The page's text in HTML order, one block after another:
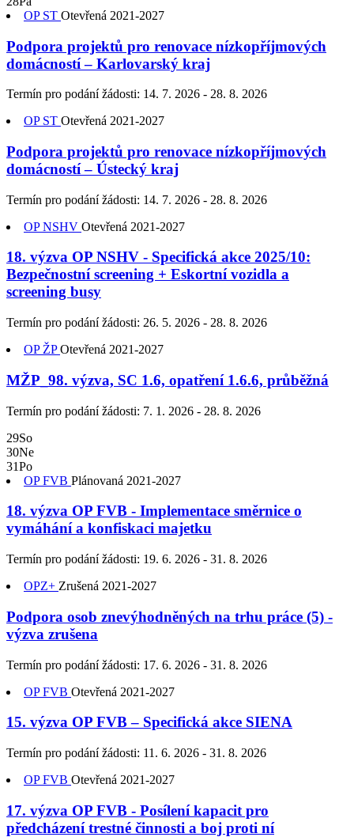
OP ST Otevřená 2021-2027
Podpora projektů pro renovace nízkopříjmových
domácností – Karlovarský kraj
Termín pro podání žádosti: 14. 7. 2026 - 28. 8. 2026
OP ST Otevřená 2021-2027
Podpora projektů pro renovace nízkopříjmových
domácností – Ústecký kraj
Termín pro podání žádosti: 14. 7. 2026 - 28. 8. 2026
OP NSHV Otevřená 2021-2027
18. výzva OP NSHV - Specifická akce 2025/10:
Bezpečnostní screening + Eskortní vozidla a
screening busy
Termín pro podání žádosti: 26. 5. 2026 - 28. 8. 2026
OP ŽPOtevřená 2021-2027
MŽP_98. výzva, SC 1.6, opatření 1.6.6, průběžná
Termín pro podání žádosti: 7. 1. 2026 - 28. 8. 2026
29So
30Ne
31Po
OP FVB Plánovaná 2021-2027
18. výzva OP FVB - Implementace směrnice o
vymáhání a konfiskaci majetku
Termín pro podání žádosti: 19. 6. 2026 - 31. 8. 2026
OPZ+ Zrušená 2021-2027
Podpora osob znevýhodněných na trhu práce (5) -
výzva zrušena
Termín pro podání žádosti: 17. 6. 2026 - 31. 8. 2026
OP FVB Otevřená 2021-2027
15. výzva OP FVB – Specifická akce SIENA
Termín pro podání žádosti: 11. 6. 2026 - 31. 8. 2026
OP FVB Otevřená 2021-2027
17. výzva OP FVB - Posílení kapacit pro
předcházení trestné činnosti a boj proti ní